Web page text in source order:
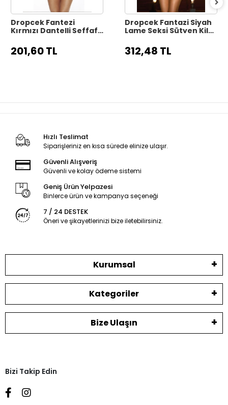
Dropcek Fantezi
Kırmızı Dantelli Şeffaf
Külot TG279132
201,60 TL
Dropcek Fantazi Siyah
Lame Seksi Sütyen Kilot
312,48 TL
Hızlı Teslimat
Siparişleriniz en kısa sürede elinize ulaşır.
Güvenli Alışveriş
Güvenli ve kolay ödeme sistemi
Geniş Ürün Yelpazesi
Binlerce ürün ve kampanya seçeneği
7 / 24 DESTEK
Öneri ve şikayetlerinizi bize iletebilirsiniz.
Kurumsal
Kategoriler
Bize Ulaşın
Bizi Takip Edin